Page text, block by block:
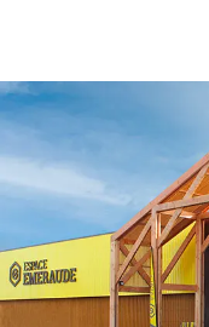
Ex : Robot tondeuse, ...
Clé et douille